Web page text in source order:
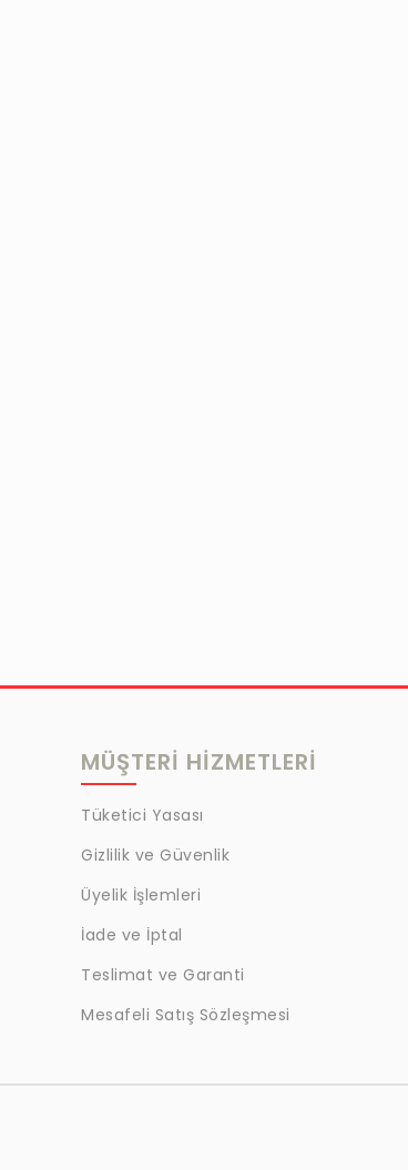
MÜŞTERİ HİZMETLERİ
Tüketici Yasası
Gizlilik ve Güvenlik
Üyelik İşlemleri
İade ve İptal
Teslimat ve Garanti
Mesafeli Satış Sözleşmesi